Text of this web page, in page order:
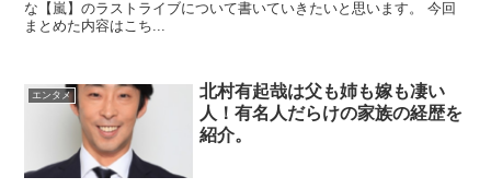
な【嵐】のラストライブについて書いていきたいと思います。 今回
まとめた内容はこち...
エンタメ
北村有起哉は父も姉も嫁も凄い
人！有名人だらけの家族の経歴を
紹介。